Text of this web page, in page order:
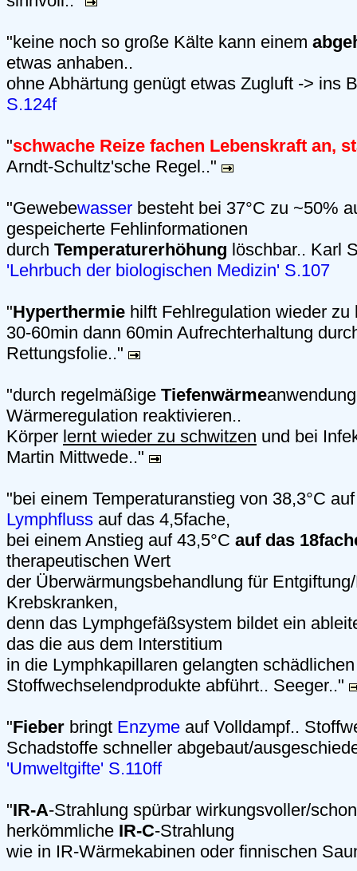
"keine noch so große Kälte kann einem
etwas anhaben..
ohne Abhärtung genügt etwas Zugluft -> ins
S.124f
"schwache Reize fachen Lebenskraft an,
Arndt-Schultz'sche Regel.."
"Gewebewasser besteht bei 37°C zu ~50%
gespeicherte Fehlinformationen
durch Temperaturerhöhung löschbar.. Karl
'Lehrbuch der biologischen Medizin' S.107
"Hyperthermie hilft Fehlregulation wieder zu
30-60min dann 60min Aufrechterhaltung
Rettungsfolie.."
"durch regelmäßige Tiefenwärme
Wärmeregulation reaktivieren..
Körper lernt wieder zu schwitzen und bei
Martin Mittwede.."
"bei einem Temperaturanstieg von 38,3°C
Lymphfluss auf das 4,5fache,
bei einem Anstieg auf 43,5°C auf das
therapeutischen Wert
der Überwärmungsbehandlung für
Krebskranken,
denn das Lymphgefäßsystem bildet ein
das die aus dem Interstitium
in die Lymphkapillaren gelangten schädlichen
Stoffwechselendprodukte abführt.. Seeger.."
"Fieber bringt Enzyme auf Volldampf..
Schadstoffe schneller abgebaut/
'Umweltgifte' S.110ff
"IR-A-Strahlung spürbar wirkungsvoller/
herkömmliche IR-C-Strahlung
wie in IR-Wärmekabinen oder finnischen